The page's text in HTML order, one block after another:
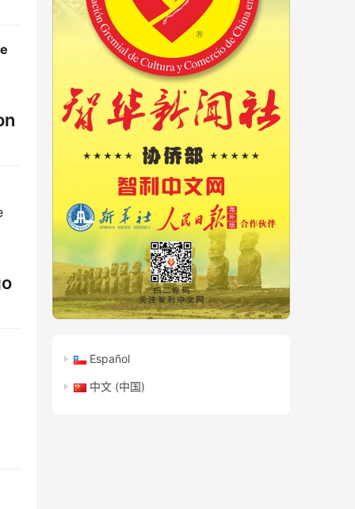
Español
中文 (中国)